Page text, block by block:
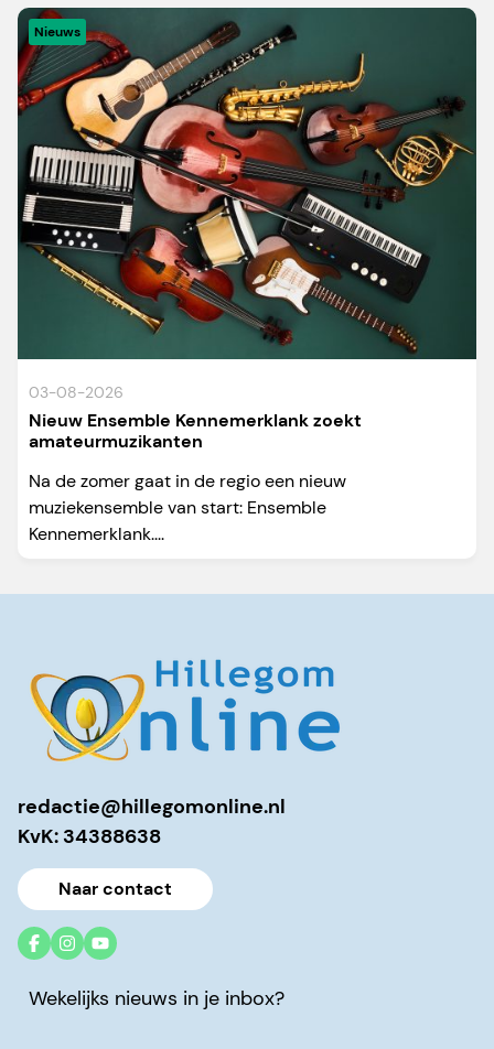
Nieuws
03-08-2026
Nieuw Ensemble Kennemerklank zoekt
amateurmuzikanten
Na de zomer gaat in de regio een nieuw
muziekensemble van start: Ensemble
Kennemerklank....
redactie@hillegomonline.nl
KvK: 34388638
Naar contact
Wekelijks nieuws in je inbox?